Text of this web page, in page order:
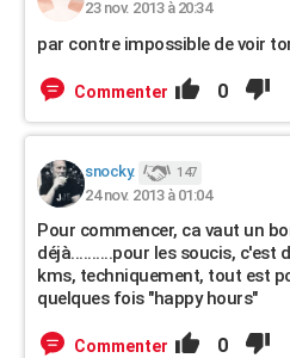
23 nov. 2013 à 20:34
par contre impossible de voir
Commenter 0
snocky. 147
24 nov. 2013 à 01:04
Pour commencer, ca vaut un
déjà..........pour les soucis, c'est
kms, techniquement, tout est
quelques fois "happy hours"
Commenter 0